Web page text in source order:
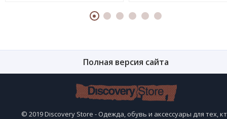
Полная версия сайта
© 2019 Discovery Store - Одежда, обувь и аксессуары для тех,